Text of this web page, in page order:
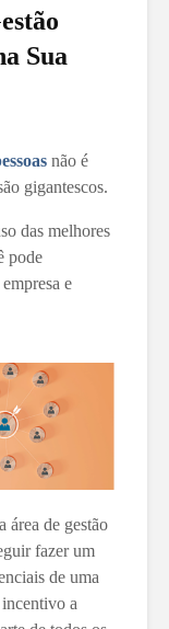
Sua
não é
gigantescos.
das melhores
pode
e
área de gestão
fazer um
de uma
a